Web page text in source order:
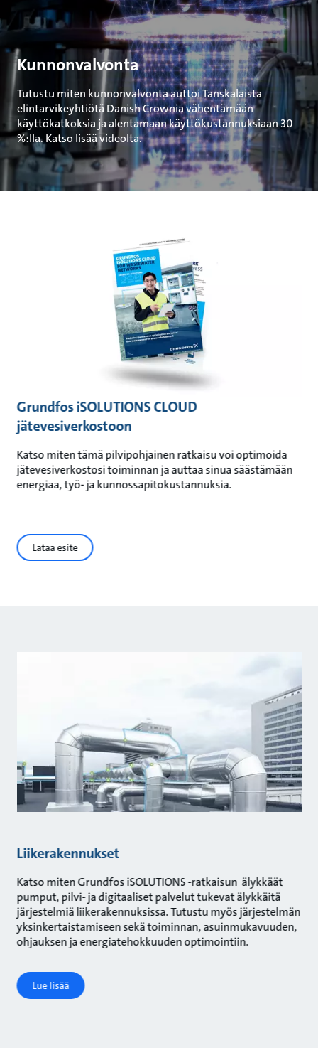
Kunnonvalvonta
Tutustu miten kunnonvalvonta auttoi Tanskalaista
elintarvikeyhtiötä Danish Crownia vähentämään
käyttökatkoksia ja alentamaan käyttökustannuksiaan 30
%:lla. Katso lisää videolta.
Grundfos iSOLUTIONS CLOUD
jätevesiverkostoon
Katso miten tämä pilvipohjainen ratkaisu voi optimoida
jätevesiverkostosi toiminnan ja auttaa sinua säästämään
energiaa, työ- ja kunnossapitokustannuksia.
Lataa esite
Liikerakennukset
Katso miten Grundfos iSOLUTIONS -ratkaisun älykkäät
pumput, pilvi- ja digitaaliset palvelut tukevat älykkäitä
järjestelmiä liikerakennuksissa. Tutustu myös järjestelmän
yksinkertaistamiseen sekä toiminnan, asuinmukavuuden,
ohjauksen ja energiatehokkuuden optimointiin.
Lue lisää